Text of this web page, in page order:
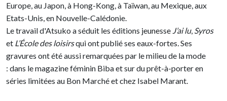
Europe, au Japon, à Hong-Kong, à Taïwan, au Mexique, aux
Etats-Unis, en Nouvelle-Calédonie.
Le travail d'Atsuko a séduit les éditions jeunesse J’ai lu, Syros
et L’École des loisirsqui ont publié ses eaux-fortes.Ses
gravures ont été aussi remarquées par le milieu de la mode
: dans le magazine féminin Biba et sur du prêt-à-porter en
séries limitées au Bon Marché et chez Isabel Marant.